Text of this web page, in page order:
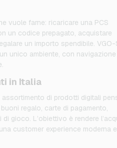
vuole farne: ricaricare una PCS
un codice prepagato, acquistare
un importo spendibile.
unico ambiente, con navigazione
in Italia
di prodotti digitali
regalo, carte di pagamento,
gioco. L’obiettivo è rendere
customer experience moderna e